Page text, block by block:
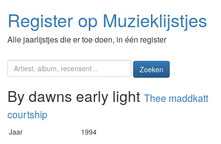
Register op Muzieklijstjes
Alle jaarlijstjes die er toe doen, in één register
Zoeken
By dawns early light Thee maddkatt
courtship
Jaar 1994